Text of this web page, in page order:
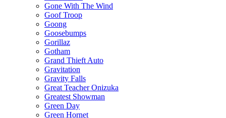
Gone With The Wind
Goof Troop
Goong
Goosebumps
Gorillaz
Gotham
Grand Thieft Auto
Gravitation
Gravity Falls
Great Teacher Onizuka
Greatest Showman
Green Day
Green Hornet